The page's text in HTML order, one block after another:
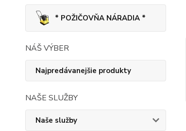
* POŽIČOVŇA NÁRADIA *
NÁŠ VÝBER
Najpredávanejšie produkty
NAŠE SLUŽBY
Naše služby